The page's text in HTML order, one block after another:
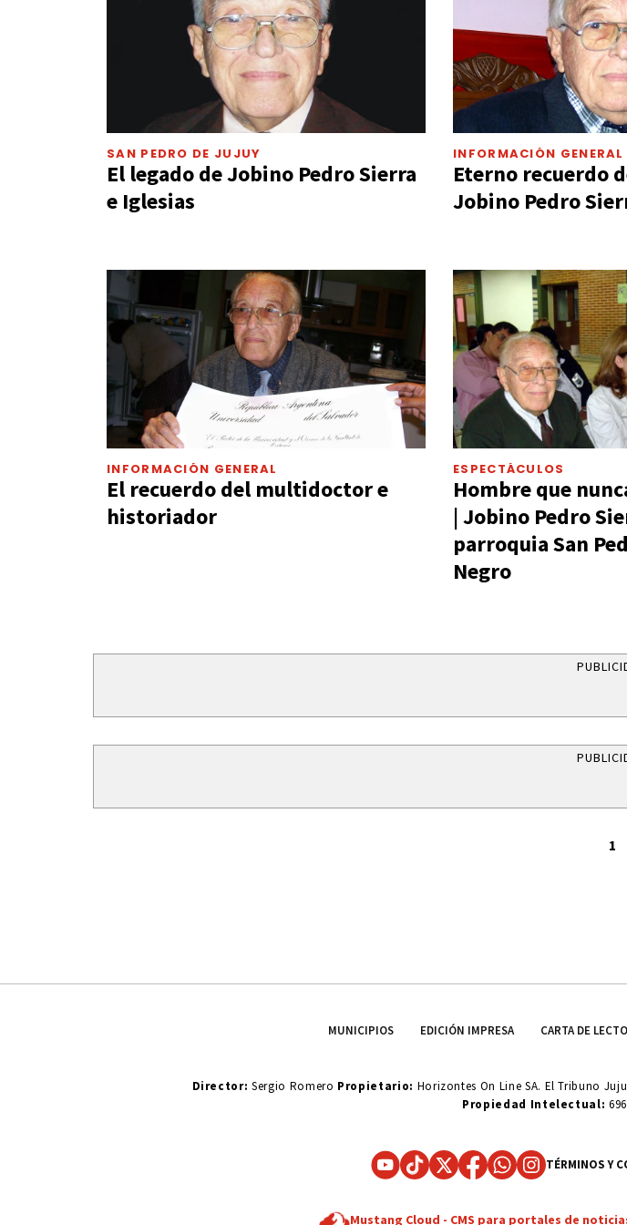
SAN PEDRO DE JUJUY
El legado de Jobino Pedro Sierra
e Iglesias
INFORMACIÓN GENERAL
Eterno recuerdo
Jobino Pedro
INFORMACIÓN GENERAL
El recuerdo del multidoctor e
historiador
ESPECTÁCULOS
Hombre que
| Jobino Pedro
parroquia San
Negro
1
MUNICIPIOS EDICIÓN IMPRESA CARTA DE
Director: Sergio Romero Propietario: Horizontes On Line SA. El Tribuno
Propiedad Intelectual:
TÉRMINOS Y
Mustang Cloud - CMS para portales de